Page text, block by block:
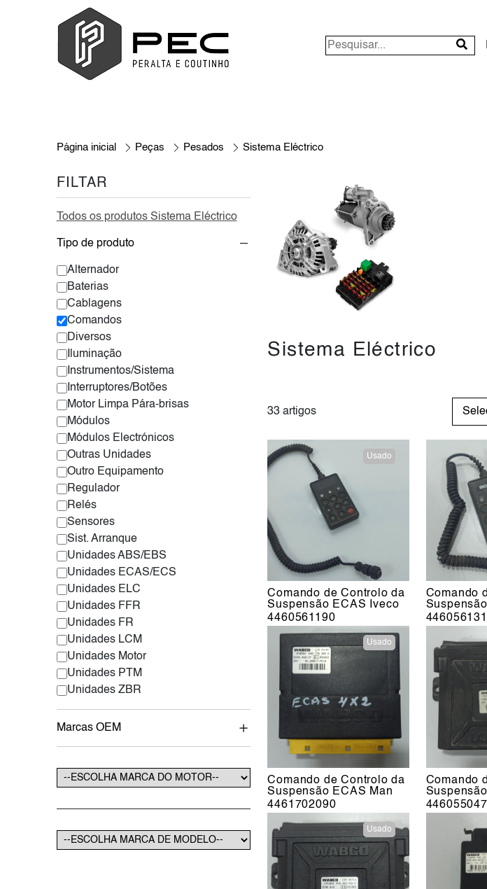
Página inicial Peças Pesados Sistema Eléctrico
FILTAR
Todos os produtos Sistema Eléctrico
Tipo de produto
Alternador
Baterias
Cablagens
Comandos
Diversos
Iluminação
Instrumentos/Sistema
Interruptores/Botões
Motor Limpa Pára-brisas
Módulos
Módulos Electrónicos
Outras Unidades
Outro Equipamento
Regulador
Relés
Sensores
Sist. Arranque
Unidades ABS/EBS
Unidades ECAS/ECS
Unidades ELC
Unidades FFR
Unidades FR
Unidades LCM
Unidades Motor
Unidades PTM
Unidades ZBR
Marcas OEM
Sistema Eléctrico
33 artigos
Usado
Comando de Controlo da
Suspensão ECAS Iveco
4460561190
Comando
Usado
Comando de Controlo da
Suspensão ECAS Man
4461702090
Comando
Usado